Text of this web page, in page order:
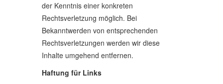
der Kenntnis einer konkreten
Rechtsverletzung möglich. Bei
Bekanntwerden von entsprechenden
Rechtsverletzungen werden wir diese
Inhalte umgehend entfernen.
Haftung für Links